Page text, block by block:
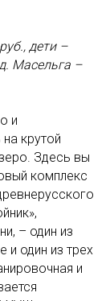
дети –
Масельга –
и
крутой
Здесь вы
комплекс
– один из
и один из трех
и